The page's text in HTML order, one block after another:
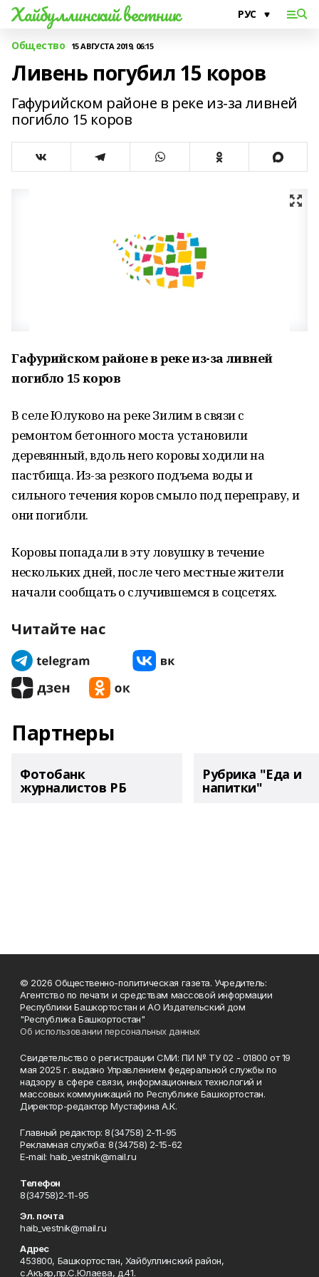
Хайбуллинский вестник
Общество 15 АВГУСТА 2019, 06:15
Ливень погубил 15 коров
Гафурийском районе в реке из-за ливней
погибло 15 коров
Гафурийском районе в реке из-за ливней
погибло 15 коров
В селе Юлуково на реке Зилим в связи с
ремонтом бетонного моста установили
деревянный, вдоль него коровы ходили на
пастбища. Из-за резкого подъема воды и
сильного течения коров смыло под переправу, и
они погибли.
Коровы попадали в эту ловушку в течение
нескольких дней, после чего местные жители
начали сообщать о случившемся в соцсетях.
Читайте нас
Партнеры
Фотобанк
журналистов РБ
Рубрика "Еда и
напитки"
© 2026 Общественно-политическая газета. Учредитель:
Агентство по печати и средствам массовой информации
Республики Башкортостан и АО Издательский дом
"Республика Башкортостан"
Об использовании персональных данных
Свидетельство о регистрации СМИ: ПИ № ТУ 02 - 01800 от 19
мая 2025 г. выдано Управлением федеральной службы по
надзору в сфере связи, информационных технологий и
массовых коммуникаций по Республике Башкортостан.
Директор-редактор Мустафина А.К.
Главный редактор: 8(34758) 2-11-95
Рекламная служба: 8(34758) 2-15-62
Е-mаil: haib_vestnik@mail.ru
Телефон
8(34758)2-11-95
Эл. почта
haib_vestnik@mail.ru
Адрес
453800, Башкортостан, Хайбуллинский район,
с.Акъяр,пр.С.Юлаева, д.41.